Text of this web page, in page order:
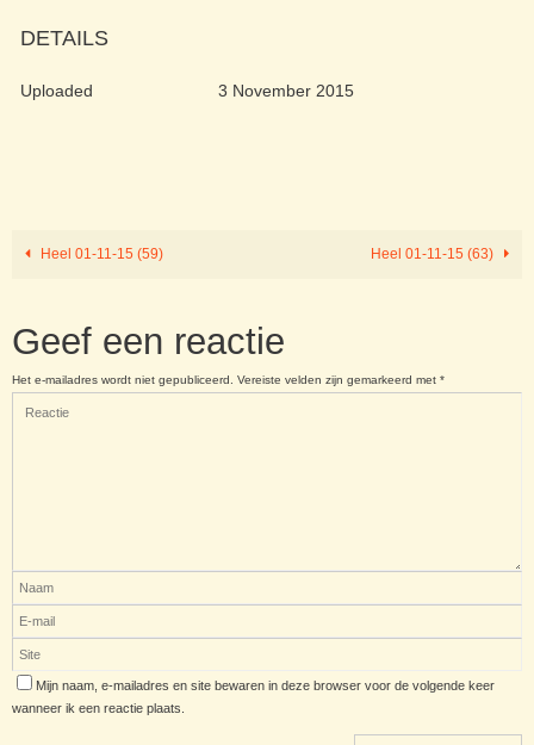
DETAILS
Uploaded 3 November 2015
Heel 01-11-15 (59) Heel 01-11-15 (63)
Geef een reactie
Het e-mailadres wordt niet gepubliceerd. Vereiste velden zijn gemarkeerd met *
Mijn naam, e-mailadres en site bewaren in deze browser voor de volgende keer
wanneer ik een reactie plaats.